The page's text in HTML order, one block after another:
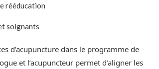
rééducation
soignants
d’acupuncture dans le programme de
et l’acupuncteur permet d’aligner les